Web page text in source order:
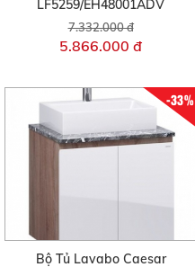
LF5259/EH48001ADV
7.332.000 đ
5.866.000 đ
-33%
Bộ Tủ Lavabo Caesar